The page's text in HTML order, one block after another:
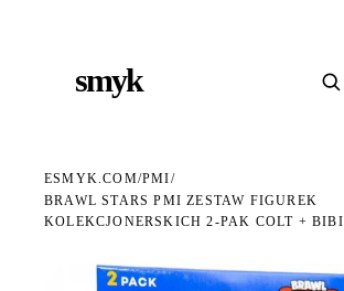
smyk
ESMYK.COM/PMI/
BRAWL STARS PMI ZESTAW FIGUREK
KOLEKCJONERSKICH 2-PAK COLT + BIBI